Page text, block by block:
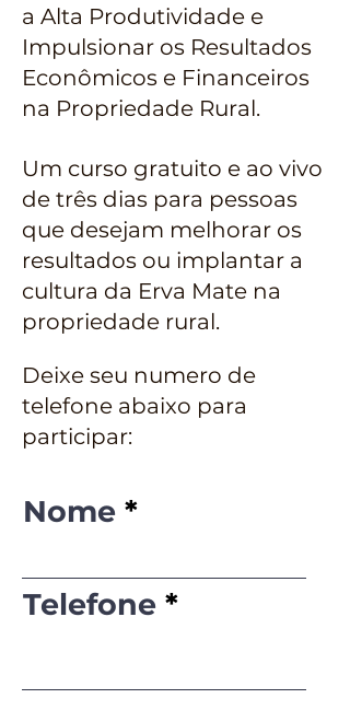
a Alta Produtividade e
Impulsionar os Resultados
Econômicos e Financeiros
na Propriedade Rural.
Um curso gratuito e ao vivo
de três dias para pessoas
que desejam melhorar os
resultados ou implantar a
cultura da Erva Mate na
propriedade rural.
Deixe seu numero de
telefone abaixo para
participar:
Nome
Telefone